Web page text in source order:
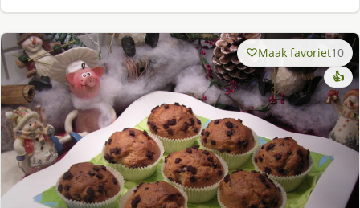
Maak favoriet10
👍